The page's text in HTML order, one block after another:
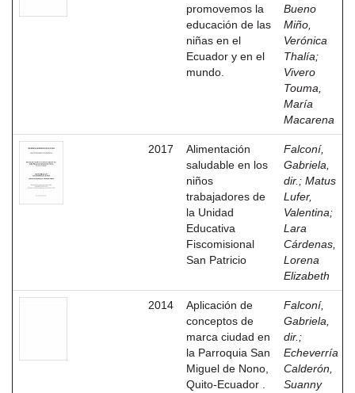
promovemos la
educación de las
niñas en el
Ecuador y en el
mundo.
Bueno
Miño,
Verónica
Thalía;
Vivero
Touma,
María
Macarena
2017
Alimentación
saludable en los
niños
trabajadores de
la Unidad
Educativa
Fiscomisional
San Patricio
Falconí,
Gabriela,
dir. ; Matus
Lufer,
Valentina;
Lara
Cárdenas,
Lorena
Elizabeth
2014
Aplicación de
conceptos de
marca ciudad en
la Parroquia San
Miguel de Nono,
Quito-Ecuador .
Falconí,
Gabriela,
dir. ;
Echeverría
Calderón,
Suanny